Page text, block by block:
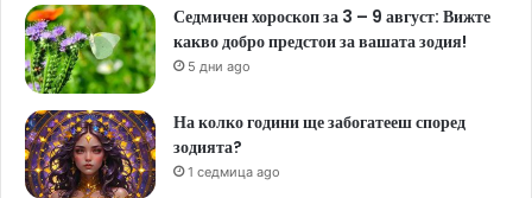
Седмичен хороскоп за 3 – 9 август: Вижте
какво добро предстои за вашата зодия!
5 дни ago
На колко години ще забогатееш според
зодията?
1 седмица ago